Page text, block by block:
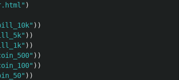
" )
" ))
" ))
" ))
" ))
" ))
" ))